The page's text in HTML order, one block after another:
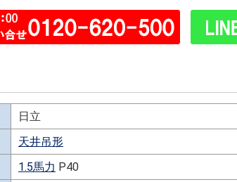
日立
天井吊形
1.5馬力 P40